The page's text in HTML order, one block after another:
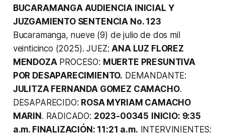
BUCARAMANGA AUDIENCIA INICIAL Y
JUZGAMIENTO SENTENCIA No. 123
Bucaramanga, nueve (9) de julio de dos mil
veinticinco (2025). JUEZ:ANA LUZ FLOREZ
MENDOZAPROCESO: MUERTE PRESUNTIVA
POR DESAPARECIMIENTO. DEMANDANTE:
JULITZA FERNANDA GOMEZ CAMACHO.
DESAPARECIDO: ROSA MYRIAM CAMACHO
MARIN. RADICADO: 2023-00345 INICIO: 9:35
a.m. FINALIZACIÓN: 11:21 a.m. INTERVINIENTES: